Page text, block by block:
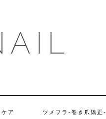
ア ツメフラ-巻き爪矯正-